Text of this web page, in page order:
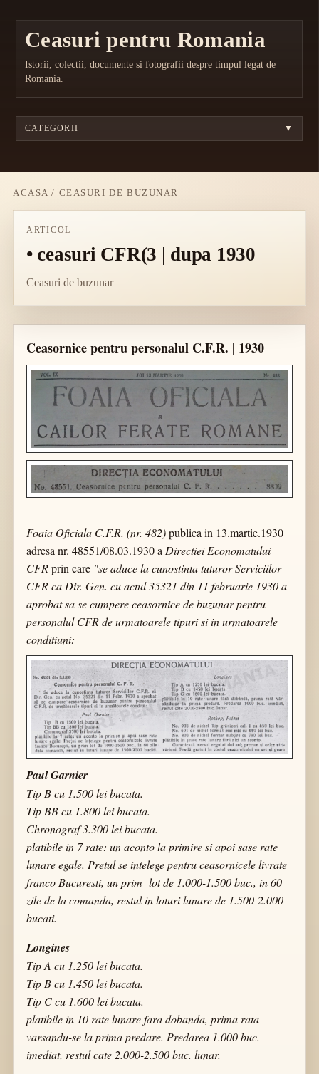
Ceasuri pentru Romania
Istorii, colectii, documente si fotografii despre timpul legat de
Romania.
CATEGORII ▼
ACASA / CEASURI DE BUZUNAR
ARTICOL
• ceasuri CFR(3 | dupa 1930
Ceasuri de buzunar
Ceasornice pentru personalul C.F.R. | 1930
Foaia Oficiala C.F.R. (nr. 482)publica in 13.martie.1930
adresa nr. 48551/08.03.1930 a Directiei Economatului
CFRprin care "se aduce la cunostinta tuturor Serviciilor
CFR ca Dir. Gen. cu actul 35321 din 11 februarie 1930 a
aprobat sa se cumpere ceasornice de buzunar pentru
personalul CFR de urmatoarele tipuri si in urmatoarele
conditiuni:
Paul Garnier
Tip B cu 1.500 lei bucata.
Tip BB cu 1.800 lei bucata.
Chronograf 3.300 lei bucata.
platibile in 7 rate: un aconto la primire si apoi sase rate
lunare egale. Pretul se intelege pentru ceasornicele livrate
franco Bucuresti, un prim lot de 1.000-1.500 buc., in 60
zile de la comanda, restul in loturi lunare de 1.500-2.000
bucati.
Longines
Tip A cu 1.250 lei bucata.
Tip B cu 1.450 lei bucata.
Tip C cu 1.600 lei bucata.
platibile in 10 rate lunare fara dobanda, prima rata
varsandu-se la prima predare. Predarea 1.000 buc.
imediat, restul cate 2.000-2.500 buc. lunar.